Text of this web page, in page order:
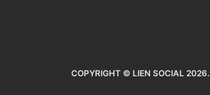
COPYRIGHT © LIEN SOCIAL 2026.